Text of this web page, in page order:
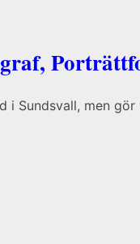
i Sundsvall, men